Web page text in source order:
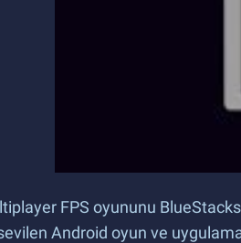
FPS oyununu
Android oyun ve